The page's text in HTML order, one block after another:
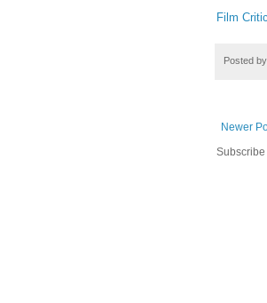
Film
Posted by
Newer
Subscribe